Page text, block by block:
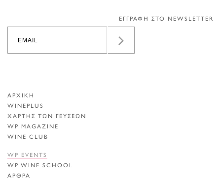
ΕΓΓΡΑΦΗ ΣΤΟ NEWSLETTER
ΑΡΧΙΚΗ
WINEPLUS
ΧΑΡΤΗΣ ΤΩΝ ΓΕΥΣΕΩΝ
WP MAGAZINE
WINE CLUB
WP EVENTS
WP WINE SCHOOL
ΑΡΘΡΑ